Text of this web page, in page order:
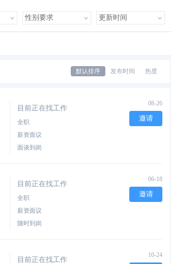
默认排序 发布时间 热度
目前正在找工作
全职
薪资面议
面谈到岗
08-26
邀请
目前正在找工作
全职
薪资面议
随时到岗
06-18
邀请
目前正在找工作
10-24